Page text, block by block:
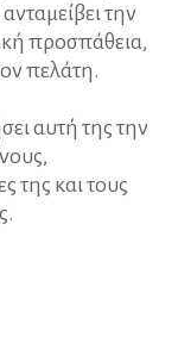
την
προσπάθεια,
πελάτη.
αυτή της την
της και τους